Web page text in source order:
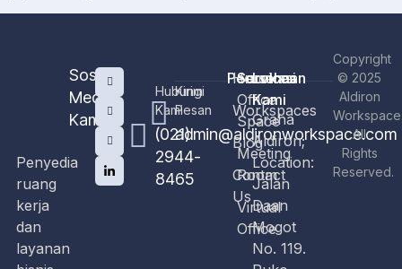
Sosial
Media
Kami
Hubungi
Kami
(021)
2944-
8465
Kirim
Pesan
admin@aldironworkspace.com
Perusahaan
Home
Workspaces
Blog
Contact
Us
Services
Office
Space
Meeting
Room
Virtual
Office
Lokasi
Kami
Graha
Aldiron;
Location:
Jalan
Daan
Mogot
No. 119.
Penyedia
ruang
kerja
dan
layanan
Copyright
© 2025
Aldiron
All
Rights
Reserved.